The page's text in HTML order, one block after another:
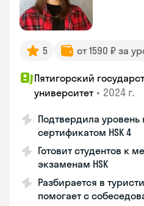
5 от 1590 ₽ за
Пятигорский
университет • 2024 г.
Подтвердила уровень
сертификатом HSK 4
Готовит студентов к
экзаменам HSK
Разбирается в
помогает с